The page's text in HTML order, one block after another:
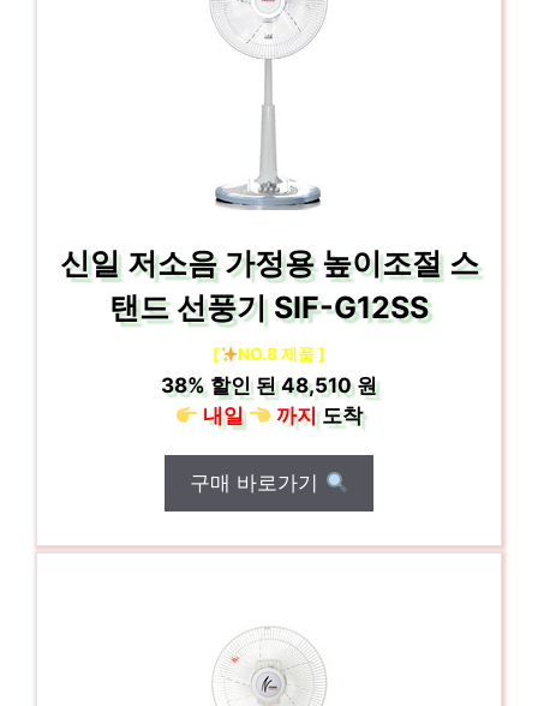
신일 저소음 가정용 높이조절 스
탠드 선풍기 SIF-G12SS
[ NO.8 제품 ]
38%할인 된48,510 원
내일
까지도착
구매 바로가기